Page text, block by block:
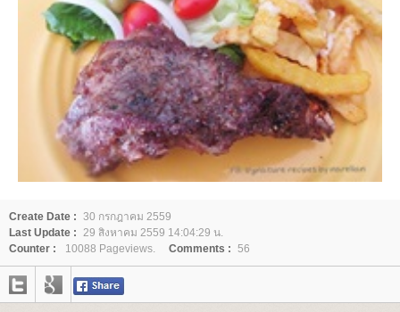
Create Date : 30 กรกฎาคม 2559
Last Update : 29 สิงหาคม 2559 14:04:29 น.
Counter :
10088 Pageviews. Comments : 56